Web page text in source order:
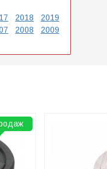
2018
2019
2008
2009